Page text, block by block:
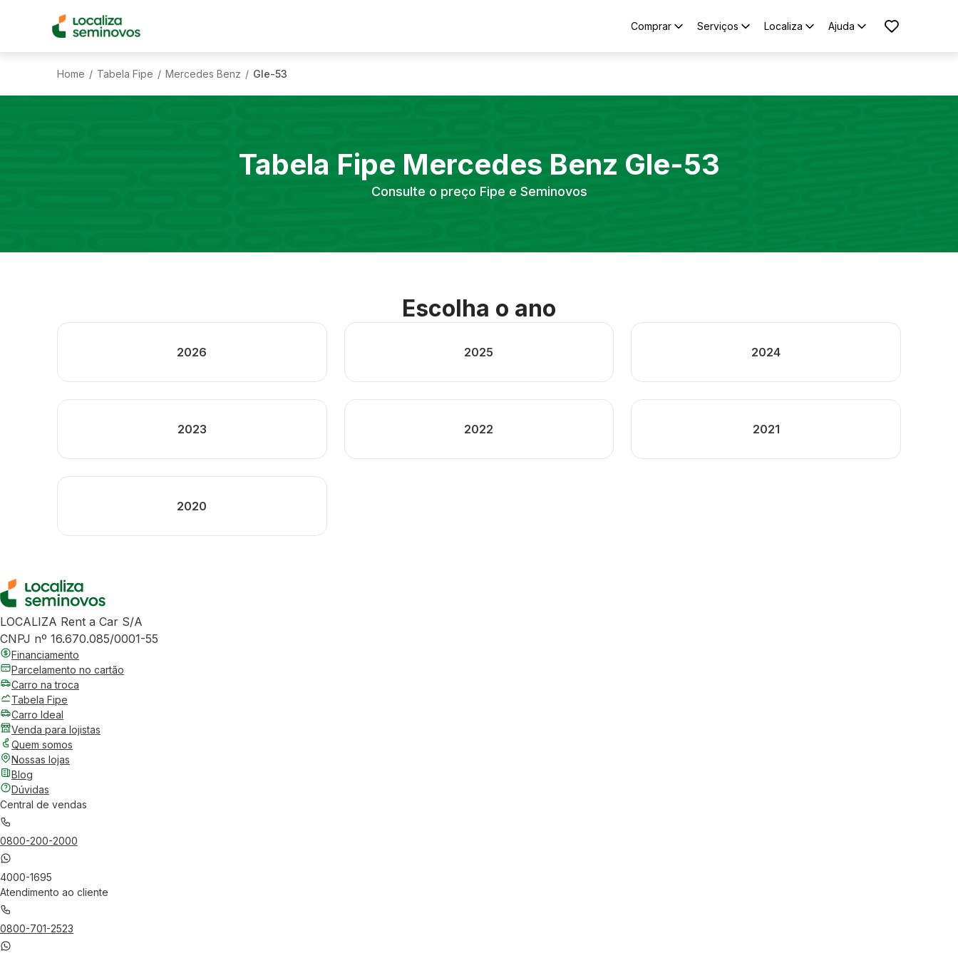
Comprar Serviços Localiza Ajuda
Home / Tabela Fipe / Mercedes Benz / Gle-53
Tabela Fipe Mercedes Benz Gle-53
Consulte o preço Fipe e Seminovos
Escolha o ano
2026 2025 2024
2023 2022 2021
2020
LOCALIZA Rent a Car S/A
CNPJ nº 16.670.085/0001-55
Financiamento
Parcelamento no cartão
Carro na troca
Tabela Fipe
Carro Ideal
Venda para lojistas
Quem somos
Nossas lojas
Blog
Dúvidas
Central de vendas
0800-200-2000
4000-1695
Atendimento ao cliente
0800-701-2523